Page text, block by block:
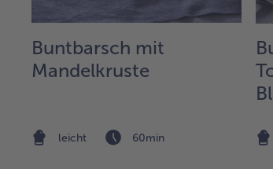
Buntbarsch mit
Mandelkruste
leicht 60min